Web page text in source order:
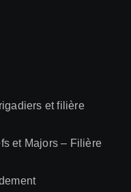
et filière
et Majors – Filière